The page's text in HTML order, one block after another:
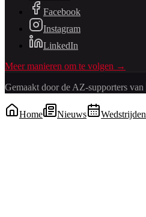
Facebook
Instagram
LinkedIn
Meer manieren om te volgen →
Gemaakt door de AZ-supporters van
Home Nieuws Wedstrijden